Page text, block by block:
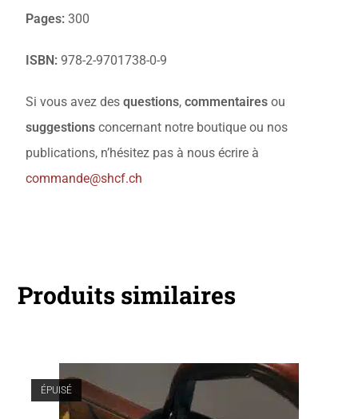
Pages:300
ISBN:978-2-9701738-0-9
Si vous avez desquestions,commentaires ou
suggestions concernant notre boutique ou nos
publications, n’hésitez pas à nous écrire à
commande@shcf.ch
Produits similaires
ÉPUISÉ